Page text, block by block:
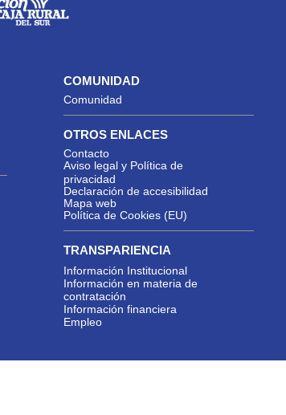
COMUNIDAD
Comunidad
OTROS ENLACES
Contacto
Aviso legal y Política de
privacidad
Declaración de accesibilidad
Mapa web
Política de Cookies (EU)
TRANSPARIENCIA
Información Institucional
Información en materia de
contratación
Información financiera
Empleo